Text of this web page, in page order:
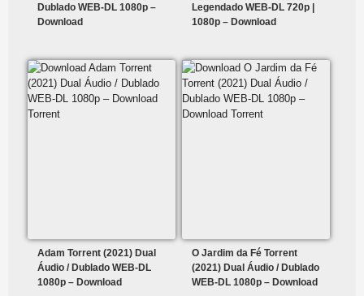
Dublado WEB-DL 1080p –
Download
Legendado WEB-DL 720p |
1080p – Download
Adam Torrent (2021) Dual
Áudio / Dublado WEB-DL
1080p – Download
O Jardim da Fé Torrent
(2021) Dual Áudio / Dublado
WEB-DL 1080p – Download